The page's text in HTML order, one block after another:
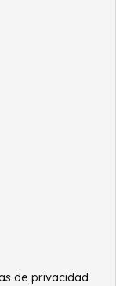
de privacidad